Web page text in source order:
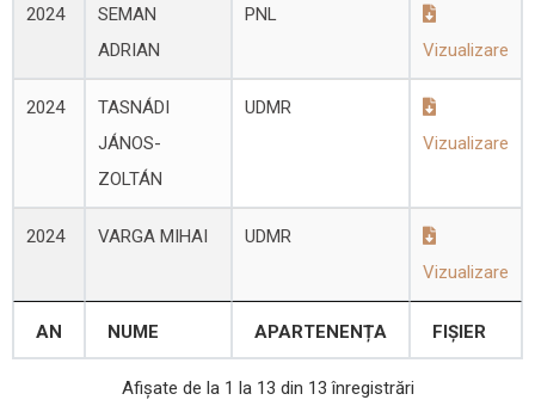
2024
SEMAN
ADRIAN
PNL
Vizualizare
2024
TASNÁDI
JÁNOS-
ZOLTÁN
UDMR
Vizualizare
2024 VARGA MIHAI
UDMR
Vizualizare
AN NUME APARTENENȚA FIȘIER
Afișate de la 1 la 13 din 13 înregistrări